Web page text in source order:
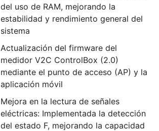
del uso de RAM, mejorando la
estabilidad y rendimiento general del
sistema
Actualización del firmware del
medidor V2C ControlBox (2.0)
mediante el punto de acceso (AP) y la
aplicación móvil
Mejora en la lectura de señales
eléctricas: Implementada la detección
del estado F, mejorando la capacidad